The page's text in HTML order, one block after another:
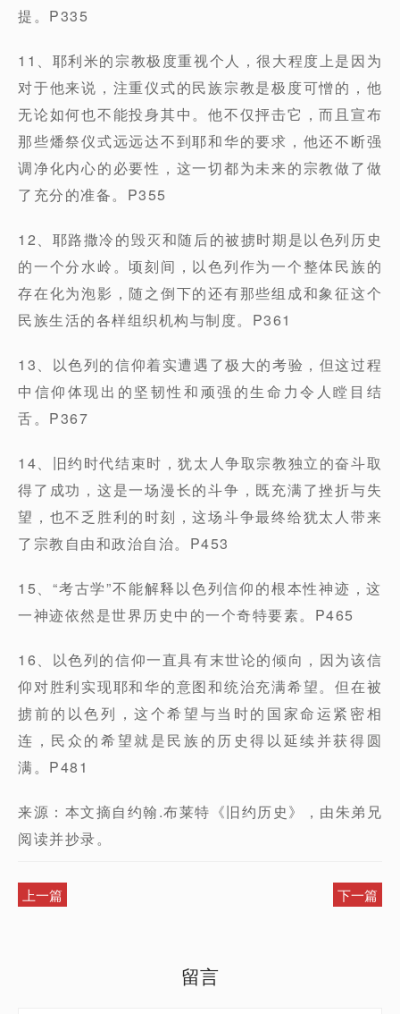
提。P335
11、耶利米的宗教极度重视个人，很大程度上是因为
对于他来说，注重仪式的民族宗教是极度可憎的，他
无论如何也不能投身其中。他不仅抨击它，而且宣布
那些燔祭仪式远远达不到耶和华的要求，他还不断强
调净化内心的必要性，这一切都为未来的宗教做了做
了充分的准备。P355
12、耶路撒冷的毁灭和随后的被掳时期是以色列历史
的一个分水岭。顷刻间，以色列作为一个整体民族的
存在化为泡影，随之倒下的还有那些组成和象征这个
民族生活的各样组织机构与制度。P361
13、以色列的信仰着实遭遇了极大的考验，但这过程
中信仰体现出的坚韧性和顽强的生命力令人瞠目结
舌。P367
14、旧约时代结束时，犹太人争取宗教独立的奋斗取
得了成功，这是一场漫长的斗争，既充满了挫折与失
望，也不乏胜利的时刻，这场斗争最终给犹太人带来
了宗教自由和政治自治。P453
15、“考古学”不能解释以色列信仰的根本性神迹，这
一神迹依然是世界历史中的一个奇特要素。P465
16、以色列的信仰一直具有末世论的倾向，因为该信
仰对胜利实现耶和华的意图和统治充满希望。但在被
掳前的以色列，这个希望与当时的国家命运紧密相
连，民众的希望就是民族的历史得以延续并获得圆
满。P481
来源：本文摘自约翰.布莱特《旧约历史》，由朱弟兄
阅读并抄录。
上一篇 下一篇
留言